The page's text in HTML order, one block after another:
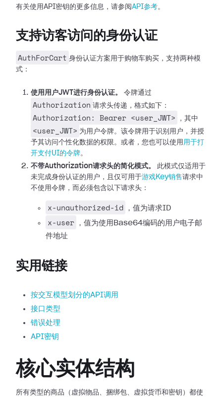
有关使用API密钥的更多信息，请参阅 API参考。
支持访客访问的身份认证
AuthForCart 身份认证方案用于购物车购买，支持两种模
式：
使用用户JWT进行身份认证。 令牌通过
Authorization 请求头传递，格式如下：
Authorization: Bearer <user_JWT> ，其中
<user_JWT> 为用户令牌。该令牌用于识别用户，并授
予其访问个性化数据的权限。或者，您也可以使用 用于打
开支付UI的令牌。
不带Authorization请求头的简化模式。
此模式仅适用于
未完成身份认证的用户，且仅可用于游戏Key销售请求中
不使用令牌，而必须包含以下请求头：
x-unauthorized-id ，值为请求ID
x-user
，值为使用Base64编码的用户电子邮
件地址
实用链接
按交互模型划分的API调用
接口类型
错误处理
API密钥
核心实体结构
所有类型的商品（虚拟物品、捆绑包、虚拟货币和密钥）都使